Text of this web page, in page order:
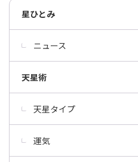
星ひとみ
ニュース
天星術
天星タイプ
運気